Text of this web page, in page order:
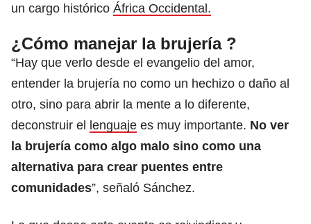
un cargo histórico África Occidental.
¿Cómo manejar la brujería ?
“Hay que verlo desde el evangelio del amor,
entender la brujería no como un hechizo o daño al
otro, sino para abrir la mente a lo diferente,
deconstruir el lenguaje es muy importante. No ver
la brujería como algo malo sino como una
alternativa para crear puentes entre
comunidades”, señaló Sánchez.